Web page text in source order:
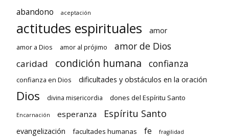
abandono aceptación
actitudes espirituales amor
amor a Dios amor al prójimo amor de Dios
caridad condición humana confianza
confianza en Dios dificultades y obstáculos en la oración
Dios divina misericordia dones del Espíritu Santo
Encarnación esperanza Espíritu Santo
evangelización facultades humanas fe fragilidad